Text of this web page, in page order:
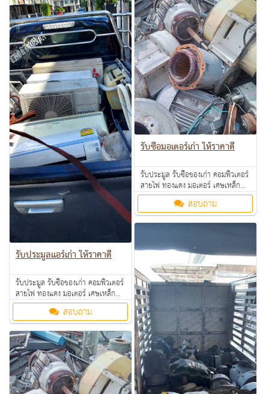
รับประมูลแอร์เก่า ให้ราคาดี
รับประมูล รับซื้อของเก่า คอมพิวเตอร์
สายไฟ ทองแดง มอเตอร์ เศษเหล็ก
อลูมิเนียม คอมเพรสเซอร์ แอร์เก่า
ตามโรงงาน โรงแรม อพาร์ทเม้นท์ ให้
ราคาดี คุยง่าย จ่ายคล่อง รับซื้อเงินสด
ถึงที่ สนใจทักมาสอบถามหรือส่งรูป
มาสอบถามได้ค่ะ
สอบถาม
รับซื้อมอเตอร์เก่า ให้ราคาดี
รับประมูล รับซื้อของเก่า คอมพิวเตอร์
สายไฟ ทองแดง มอเตอร์ เศษเหล็ก
อลูมิเนียม คอมเพรสเซอร์ แอร์เก่า
ตามโรงงาน โรงแรม อพาร์ทเม้นท์ ให้
ราคาดี คุยง่าย จ่ายคล่อง รับซื้อเงินสด
สอบถาม